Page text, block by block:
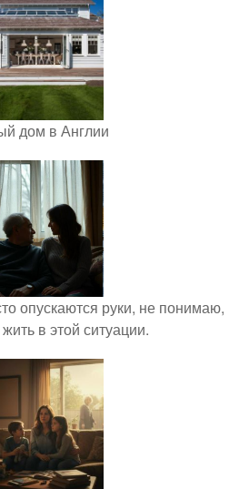
дом в Англии
опускаются руки, не понимаю,
в этой ситуации.